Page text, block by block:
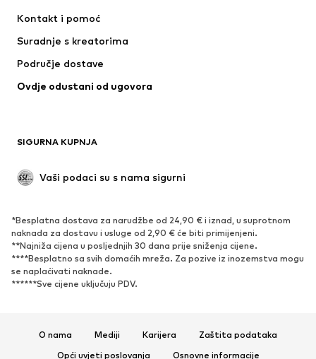
Odijela i sakoi
Kupaći kostimi
Posebne prigode
OBUĆA
Novo
Otvorena obuća
Ekskluzivno
SPORT
Sportska odjeća
Kontakt i pomoć
Suradnje s kreatorima
Područje dostave
Ovdje odustani od ugovora
SIGURNA KUPNJA
Vaši podaci su s nama sigurni
*Besplatna dostava za narudžbe od 24,90 € i iznad, u suprotnom
naknada za dostavu i usluge od 2,90 € će biti primijenjeni.
**Najniža cijena u posljednjih 30 dana prije sniženja cijene.
****Besplatno sa svih domaćih mreža. Za pozive iz inozemstva mogu
se naplaćivati ​​naknade.
******Sve cijene uključuju PDV.
O nama Mediji Karijera
Zaštita podataka
Opći uvjeti poslovanja
Osnovne informacije